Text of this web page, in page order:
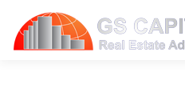
Skip to content